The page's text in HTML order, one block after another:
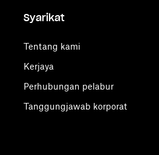
Syarikat
Tentang kami
Kerjaya
Perhubungan pelabur
Tanggungjawab korporat